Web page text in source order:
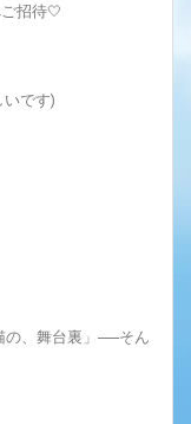
招待🤍
いです)
の、舞台裏」──そん